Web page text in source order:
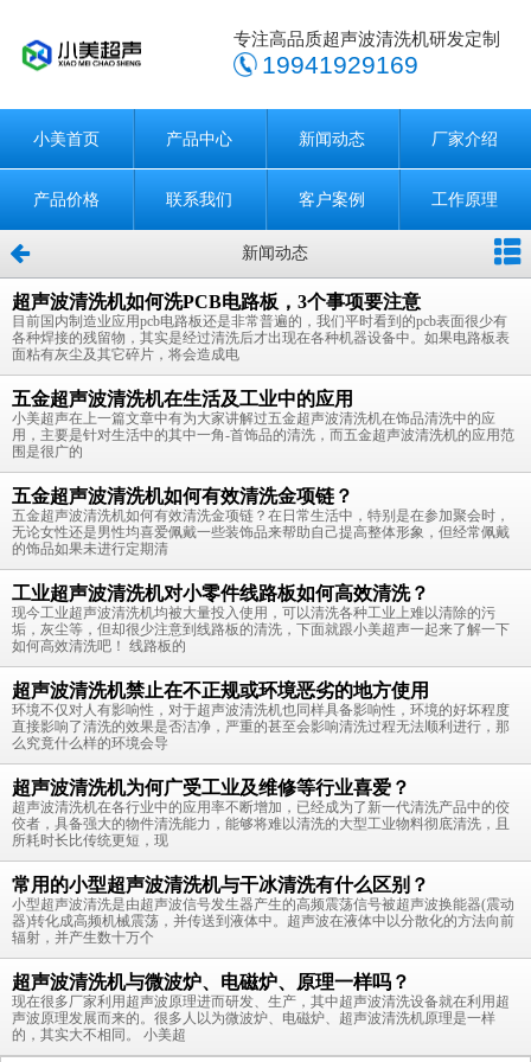
专注高品质超声波清洗机研发定制
19941929169
小美首页 产品中心 新闻动态 厂家介绍
产品价格 联系我们 客户案例 工作原理
新闻动态
超声波清洗机如何洗PCB电路板，3个事项要注意
目前国内制造业应用pcb电路板还是非常普遍的，我们平时看到的pcb表面很少有
各种焊接的残留物，其实是经过清洗后才出现在各种机器设备中。如果电路板表
面粘有灰尘及其它碎片，将会造成电
五金超声波清洗机在生活及工业中的应用
小美超声在上一篇文章中有为大家讲解过五金超声波清洗机在饰品清洗中的应
用，主要是针对生活中的其中一角-首饰品的清洗，而五金超声波清洗机的应用范
围是很广的
五金超声波清洗机如何有效清洗金项链？
五金超声波清洗机如何有效清洗金项链？在日常生活中，特别是在参加聚会时，
无论女性还是男性均喜爱佩戴一些装饰品来帮助自己提高整体形象，但经常佩戴
的饰品如果未进行定期清
工业超声波清洗机对小零件线路板如何高效清洗？
现今工业超声波清洗机均被大量投入使用，可以清洗各种工业上难以清除的污
垢，灰尘等，但却很少注意到线路板的清洗，下面就跟小美超声一起来了解一下
如何高效清洗吧！ 线路板的
超声波清洗机禁止在不正规或环境恶劣的地方使用
环境不仅对人有影响性，对于超声波清洗机也同样具备影响性，环境的好坏程度
直接影响了清洗的效果是否洁净，严重的甚至会影响清洗过程无法顺利进行，那
么究竟什么样的环境会导
超声波清洗机为何广受工业及维修等行业喜爱？
超声波清洗机在各行业中的应用率不断增加，已经成为了新一代清洗产品中的佼
佼者，具备强大的物件清洗能力，能够将难以清洗的大型工业物料彻底清洗，且
所耗时长比传统更短，现
常用的小型超声波清洗机与干冰清洗有什么区别？
小型超声波清洗是由超声波信号发生器产生的高频震荡信号被超声波换能器(震动
器)转化成高频机械震荡，并传送到液体中。超声波在液体中以分散化的方法向前
辐射，并产生数十万个
超声波清洗机与微波炉、电磁炉、原理一样吗？
现在很多厂家利用超声波原理进而研发、生产，其中超声波清洗设备就在利用超
声波原理发展而来的。很多人以为微波炉、电磁炉、超声波清洗机原理是一样
的，其实大不相同。 小美超